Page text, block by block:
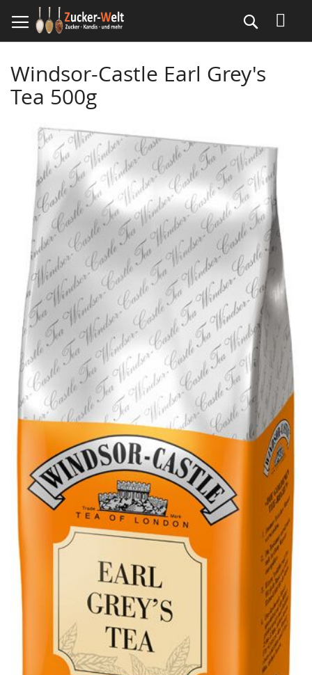
zum
Inhalt
Suche
Windsor-Castle Earl Grey's
Tea 500g
images
gallery